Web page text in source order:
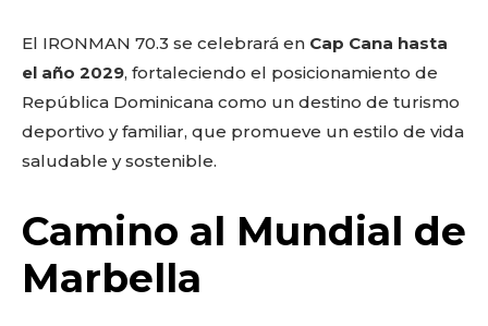
El IRONMAN 70.3 se celebrará en Cap Cana hasta
el año 2029, fortaleciendo el posicionamiento de
República Dominicana como un destino de turismo
deportivo y familiar, que promueve un estilo de vida
saludable y sostenible.
Camino al Mundial de
Marbella